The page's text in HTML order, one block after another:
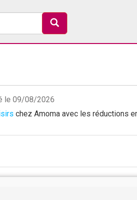
le 09/08/2026
chez Amoma avec les réductions